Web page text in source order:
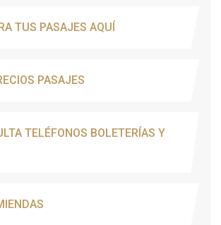
TUS PASAJES AQUÍ
PASAJES
TELÉFONOS BOLETERÍAS Y